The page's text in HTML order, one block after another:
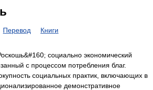
Перевод Книги
социально экономический
с процессом потребления благ.
социальных практик, включающих в
демонстративное